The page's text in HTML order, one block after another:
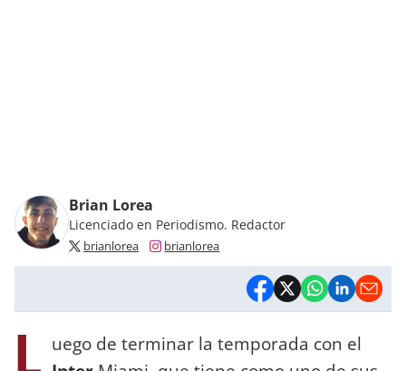
Brian Lorea
Licenciado en Periodismo. Redactor
brianlorea brianlorea
L uego de terminar la temporada con el